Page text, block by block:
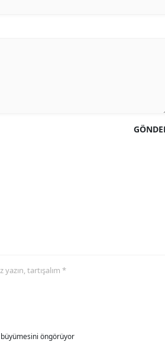
tartışalım *
büyümesini öngörüyor